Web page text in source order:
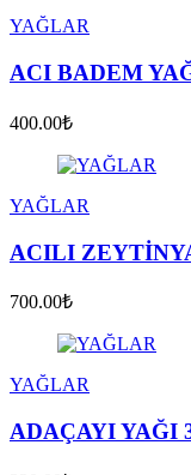
YAĞLAR
ACI BADEM
400.00₺
YAĞLAR
ACILI
700.00₺
YAĞLAR
ADAÇAYI YAĞI